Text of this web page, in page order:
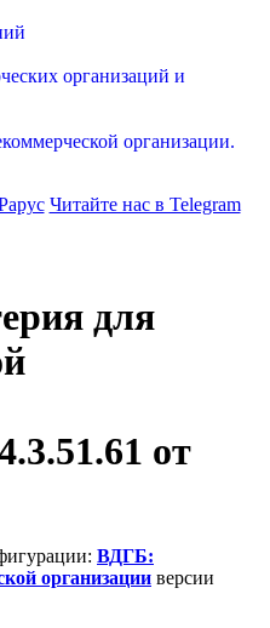
организаций и
организации.
Читайте нас в Telegram
для
от
ВДГБ:
организации версии